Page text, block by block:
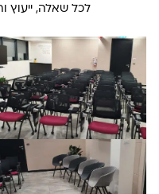
לכל שאלה, ייעוץ